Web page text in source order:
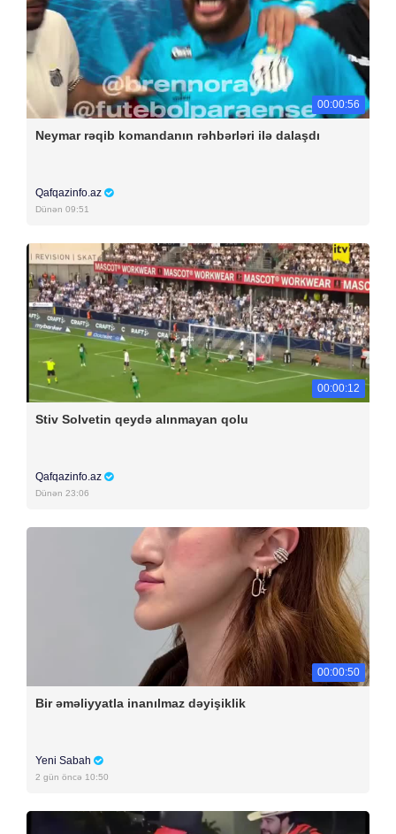
00:00:56
Neymar rəqib komandanın rəhbərləri ilə dalaşdı
Qafqazinfo.az
Dünən 09:51
00:00:12
Stiv Solvetin qeydə alınmayan qolu
Qafqazinfo.az
Dünən 23:06
00:00:50
Bir əməliyyatla inanılmaz dəyişiklik
Yeni Sabah
2 gün öncə 10:50